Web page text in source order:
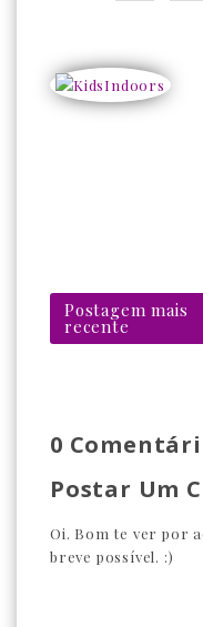
Postagem mais
recente
0
Postar Um
Oi. Bom te ver por
breve possível. :)